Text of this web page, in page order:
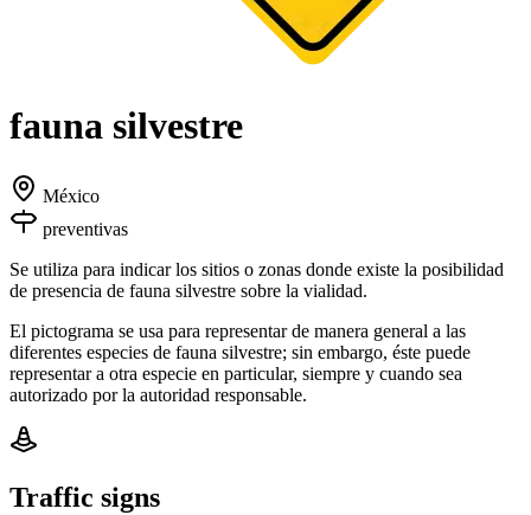
fauna silvestre
México
preventivas
Se utiliza para indicar los sitios o zonas donde existe la posibilidad
de presencia de fauna silvestre sobre la vialidad.
El pictograma se usa para representar de manera general a las
diferentes especies de fauna silvestre; sin embargo, éste puede
representar a otra especie en particular, siempre y cuando sea
autorizado por la autoridad responsable.
Traffic signs